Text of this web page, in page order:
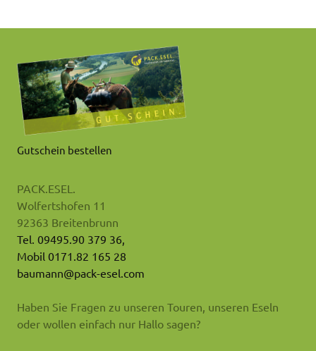
Gutschein bestellen
PACK.ESEL.
Wolfertshofen 11
92363 Breitenbrunn
Tel. 09495.90 379 36,
Mobil 0171.82 165 28
baumann@pack-esel.com
Haben Sie Fragen zu unseren Touren, unseren Eseln
oder wollen einfach nur Hallo sagen?